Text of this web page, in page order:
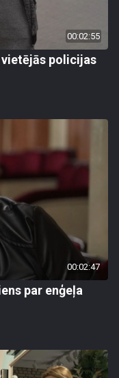
00:02:55
policijas
00:02:47
par enģeļa